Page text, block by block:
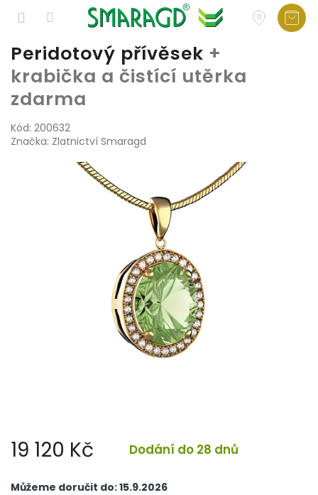
Přejít
obsah
Peridotový přívěsek +
krabička a čistící utěrka
zdarma
Kód: 200632
Značka: Zlatnictví Smaragd
19 120 Kč Dodání do 28 dnů
cena:
Můžeme doručit do:15.9.2026